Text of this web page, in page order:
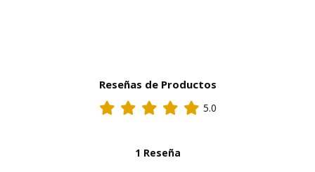
Reseñas de Productos
5.0
1 Reseña